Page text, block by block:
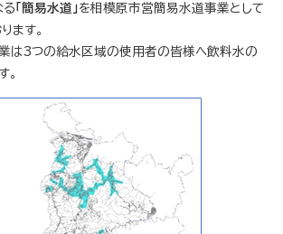
「簡易水道」を相模原市営簡易水道事業として
ます。
は3つの給水区域の使用者の皆様へ飲料水の
。